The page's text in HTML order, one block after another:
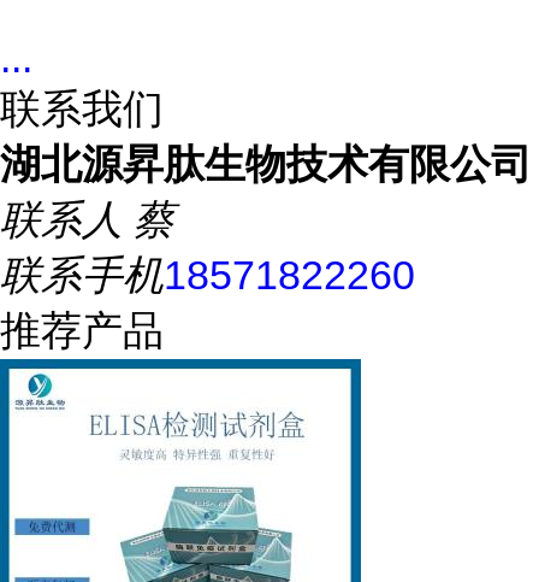
...
联系我们
湖北源昇肽生物技术有限公司
联系人 蔡
联系手机18571822260
推荐产品